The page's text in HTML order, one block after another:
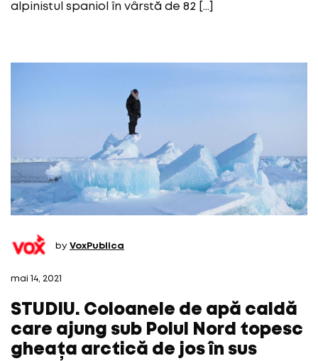
alpinistul spaniol în vârstă de 82 […]
by VoxPublica
mai 14, 2021
STUDIU. Coloanele de apă caldă
care ajung sub Polul Nord topesc
gheața arctică de jos în sus